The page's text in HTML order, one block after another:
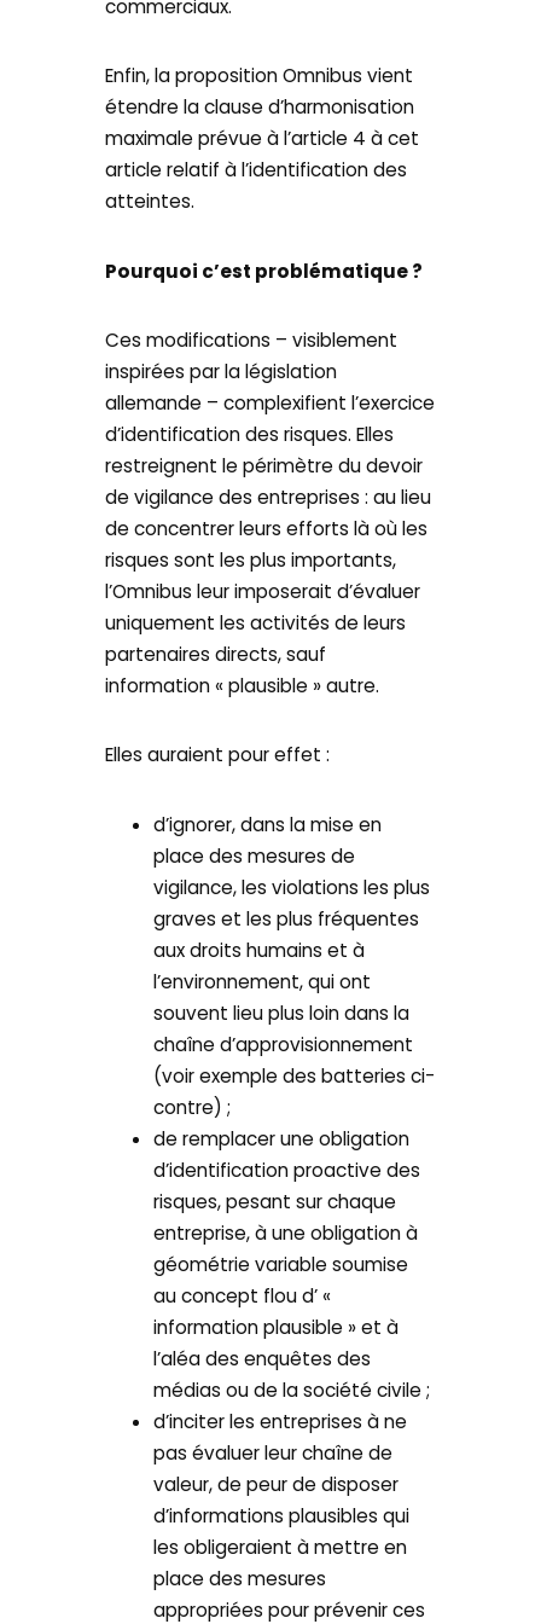
commerciaux.
Enfin, la proposition Omnibus vient
étendre la clause d’harmonisation
maximale prévue à l’article 4 à cet
article relatif à l’identification des
atteintes.
Pourquoi c’est problématique ?
Ces modifications – visiblement
inspirées par la législation
allemande – complexifient l’exercice
d’identification des risques. Elles
restreignent le périmètre du devoir
de vigilance des entreprises : au lieu
de concentrer leurs efforts là où les
risques sont les plus importants,
l’Omnibus leur imposerait d’évaluer
uniquement les activités de leurs
partenaires directs, sauf
information « plausible » autre.
Elles auraient pour effet :
d’ignorer, dans la mise en
place des mesures de
vigilance, les violations les plus
graves et les plus fréquentes
aux droits humains et à
l’environnement, qui ont
souvent lieu plus loin dans la
chaîne d’approvisionnement
(voir exemple des batteries ci-
contre) ;
de remplacer une obligation
d’identification proactive des
risques, pesant sur chaque
entreprise, à une obligation à
géométrie variable soumise
au concept flou d’ «
information plausible » et à
l’aléa des enquêtes des
médias ou de la société civile ;
d’inciter les entreprises à ne
pas évaluer leur chaîne de
valeur, de peur de disposer
d’informations plausibles qui
les obligeraient à mettre en
place des mesures
appropriées pour prévenir ces